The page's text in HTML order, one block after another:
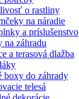
o rastliny
na náradie
a príslušenstvo
na záhradu
a terasová dlažba
boxy do záhrady
telesá